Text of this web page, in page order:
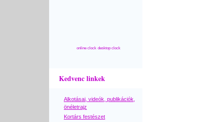
online clock desktop clock
Kedvenc linkek
Alkotásai, videók, publikációk,
önéletrajz
Kortárs festészet